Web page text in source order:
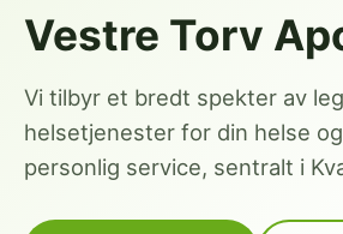
Vestre Torv
Vi tilbyr et bredt spekter av
helsetjenester for din helse
personlig service, sentralt i